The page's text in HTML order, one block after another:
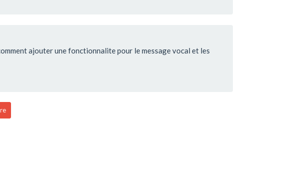
ajouter une fonctionnalite pour le message vocal et les